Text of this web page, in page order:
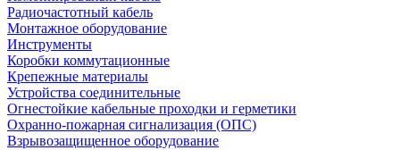
Радиочастотный кабель
Монтажное оборудование
Инструменты
Коробки коммутационные
Крепежные материалы
Устройства соединительные
Огнестойкие кабельные проходки и герметики
Охранно-пожарная сигнализация (ОПС)
Взрывозащищенное оборудование